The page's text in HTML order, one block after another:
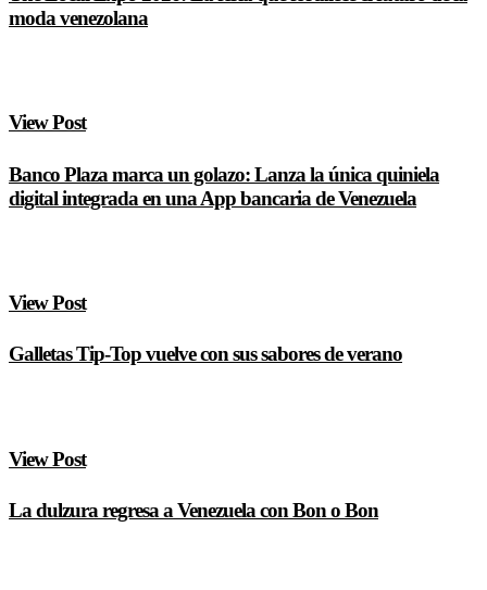
moda venezolana
View Post
Banco Plaza marca un golazo: Lanza la única quiniela
digital integrada en una App bancaria de Venezuela
View Post
Galletas Tip-Top vuelve con sus sabores de verano
View Post
La dulzura regresa a Venezuela con Bon o Bon